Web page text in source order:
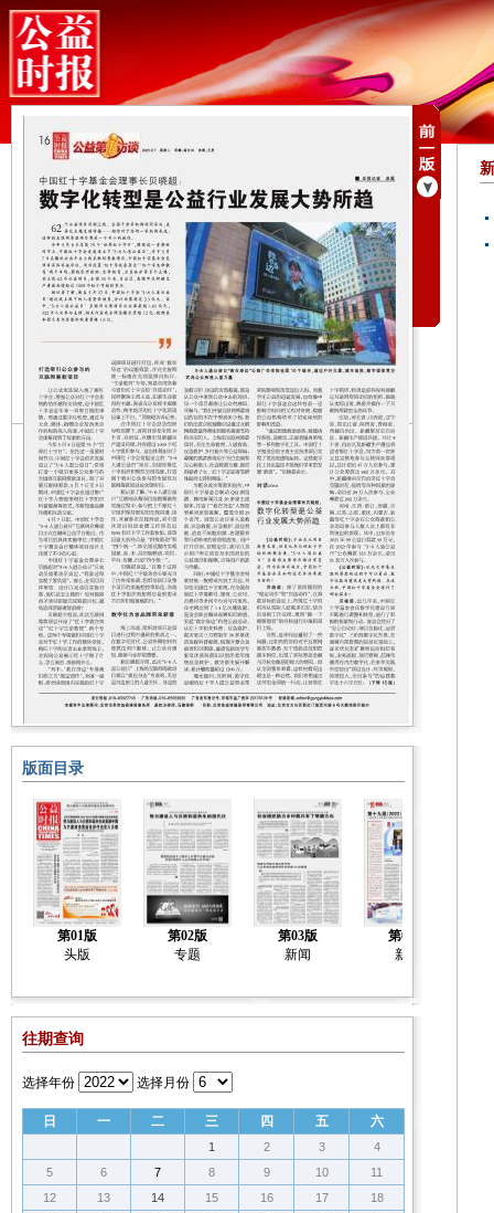
版面目录
第01版
头版
第02版
专题
第03版
新闻
第04版
新闻
往期查询
选择年份 选择月份
日 一 二 三 四 五 六
1 2 3
4
5
6 7 8 9 10
11
12
13 14 15 16 17
18